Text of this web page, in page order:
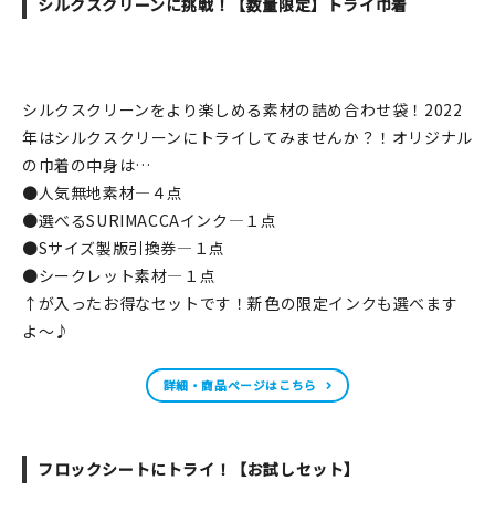
在庫限り
おすすめ特集
読みもの
イベント・ワークショップ
ギャラリー
マイアカウント
シルクスクリーンに挑戦！【数量限定】トライ巾着
シルクスクリーンをより楽しめる素材の詰め合わせ袋！2022
年はシルクスクリーンにトライしてみませんか？！オリジナル
の巾着の中身は…
●人気無地素材—４点
●選べるSURIMACCAインク—１点
●Sサイズ製版引換券—１点
●シークレット素材—１点
↑が入ったお得なセットです！新色の限定インクも選べます
よ～♪
詳細・商品ページはこちら
フロックシートにトライ！【お試しセット】